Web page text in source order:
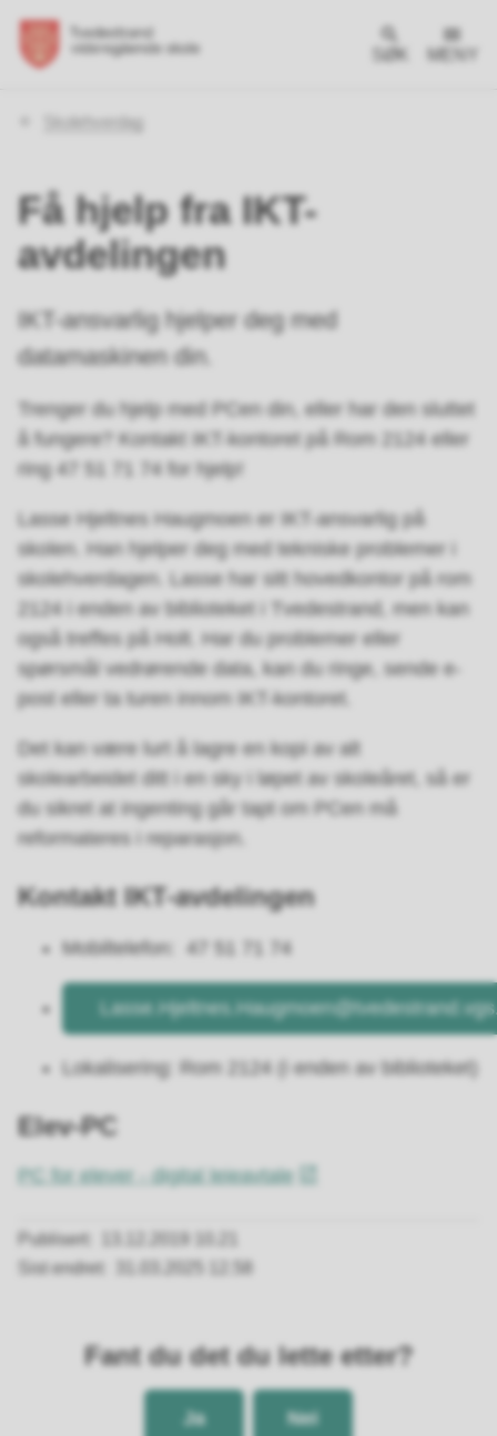
SØK MENY
Skolehverdag
Få hjelp fra IKT-
avdelingen
IKT-ansvarlig hjelper deg med
datamaskinen din.
Trenger du hjelp med PCen din, eller har den sluttet
å fungere? Kontakt IKT-kontoret på Rom 2124 eller
ring 47 51 71 74 for hjelp!
Lasse Hjeltnes Haugmoen er IKT-ansvarlig på
skolen. Han hjelper deg med tekniske problemer i
skolehverdagen. Lasse har sitt hovedkontor på rom
2124 i enden av biblioteket i Tvedestrand, men kan
også treffes på Holt. Har du problemer eller
spørsmål vedrørende data, kan du ringe, sende e-
post eller ta turen innom IKT-kontoret.
Det kan være lurt å lagre en kopi av alt
skolearbeidet ditt i en sky i løpet av skoleåret, så er
du sikret at ingenting går tapt om PCen må
reformateres i reparasjon.
Kontakt IKT-avdelingen
Mobiltelefon: 47 51 71 74
Lokalisering: Rom 2124 (i enden av biblioteket)
Elev-PC
PC for elever - digital leieavtale
Publisert
Sist endret
Fant du det du lette etter?
Ja Nei